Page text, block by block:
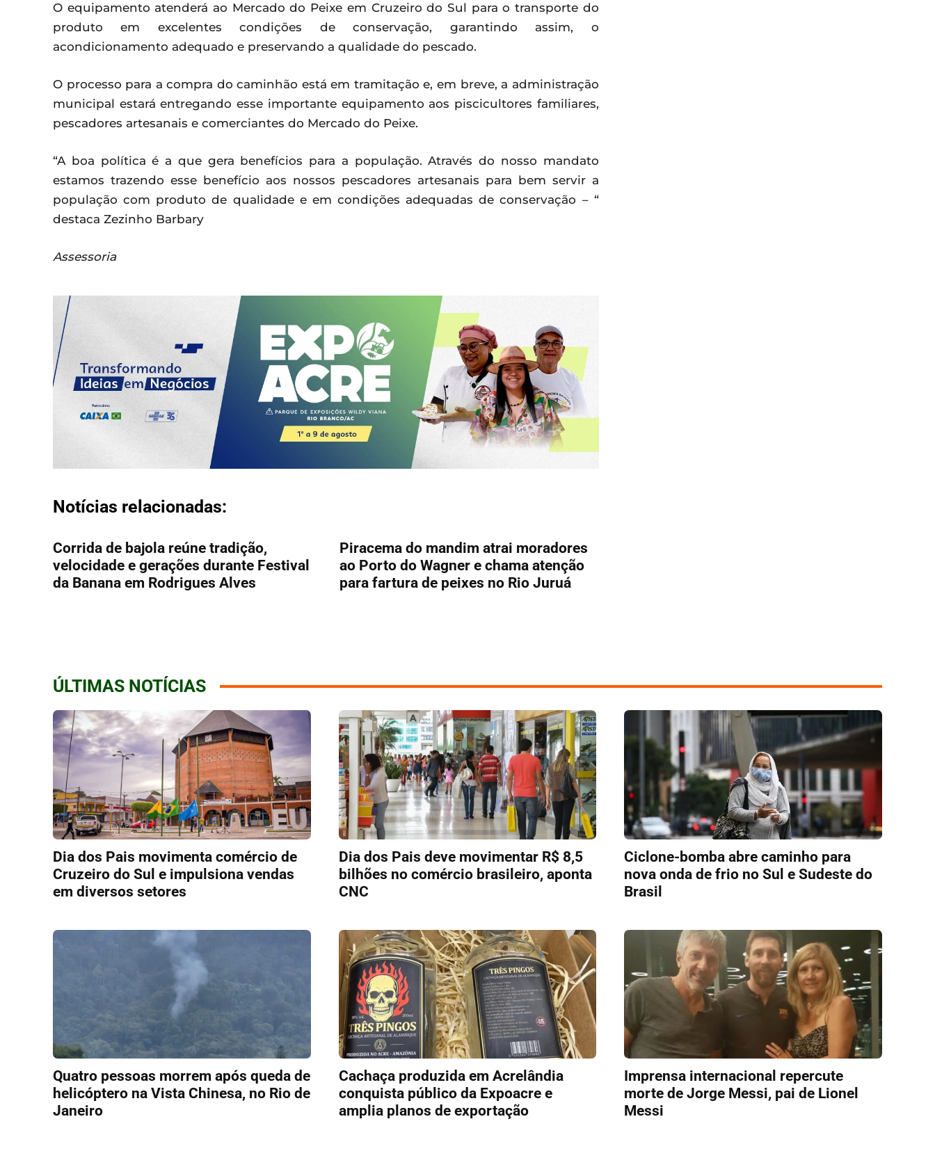
O equipamento atenderá ao Mercado do Peixe em Cruzeiro do Sul para o transporte do
produto em excelentes condições de conservação, garantindo assim, o
acondicionamento adequado e preservando a qualidade do pescado.
O processo para a compra do caminhão está em tramitação e, em breve, a administração
municipal estará entregando esse importante equipamento aos piscicultores familiares,
pescadores artesanais e comerciantes do Mercado do Peixe.
“A boa política é a que gera benefícios para a população. Através do nosso mandato
estamos trazendo esse benefício aos nossos pescadores artesanais para bem servir a
população com produto de qualidade e em condições adequadas de conservação – “
destaca Zezinho Barbary
Assessoria
Notícias relacionadas:
Corrida de bajola reúne tradição,
velocidade e gerações durante Festival
da Banana em Rodrigues Alves
Piracema do mandim atrai moradores
ao Porto do Wagner e chama atenção
para fartura de peixes no Rio Juruá
ÚLTIMAS NOTÍCIAS
Dia dos Pais movimenta comércio de
Cruzeiro do Sul e impulsiona vendas
em diversos setores
Dia dos Pais deve movimentar R$ 8,5
bilhões no comércio brasileiro, aponta
CNC
Ciclone-bomba abre caminho para
nova onda de frio no Sul e Sudeste do
Brasil
Quatro pessoas morrem após queda de
helicóptero na Vista Chinesa, no Rio de
Janeiro
Cachaça produzida em Acrelândia
conquista público da Expoacre e
amplia planos de exportação
Imprensa internacional repercute
morte de Jorge Messi, pai de Lionel
Messi